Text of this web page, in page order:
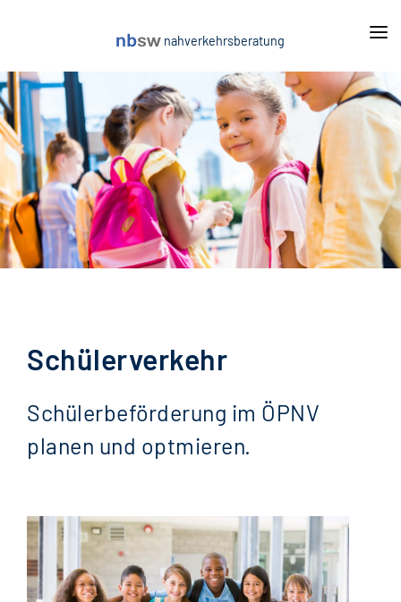
nahverkehrsberatung
Leistungen
Mobilitätsgarantie
On-Demand: ÖPNV-Taxi
Allgemeine Vorschriften und Einnahmeprognosen
Ausschreibungsbegleitung und Vergabeverfahren
Beratung im ÖPNV
Freigestellte Schülerverkehre
Kostenrechnung für Verkehrssysteme
Mobilität im ländlichen Raum
ÖPNV Finanzierung und Strategie
Privatisierung und Kommunalisierung von Busverkehren
Projekte
Aktuelles
Über uns
[Karriere]
Kontakt
Schülerverkehr
Schülerbeförderung im ÖPNV
planen und optmieren.